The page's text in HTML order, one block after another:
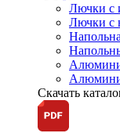
Лючки с
Лючки с
Скачать